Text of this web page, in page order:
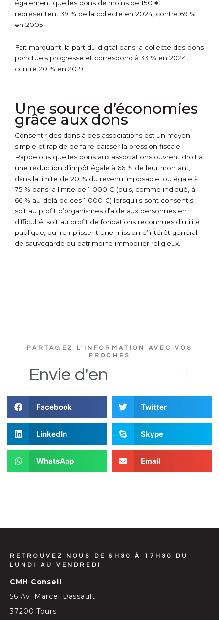
également que les dons de moins de 150 €
représentent 39 % de la collecte en 2024, contre 69 %
en 2005.
Fait marquant, la part du digital dans la collecte des dons
ponctuels progresse et correspond à 33 % en 2024,
contre 20 % en 2019.
Une source d’économies
grâce aux dons
Consentir des dons à des associations est un moyen
simple et rapide de faire baisser la pression fiscale.
Rappelons que les dons aux associations ouvrent droit à
une réduction d’impôt égale à 66 % de leur montant,
dans la limite de 20 % du revenu imposable, ou égale à
75 % dans la limite de 1 000 € (puis, comme indiqué, à
66 % au-delà de ces 1 000 €) lorsqu’ils sont consentis
soit au profit d’organismes d’aide aux personnes en
difficulté, soit au profit de fondations reconnues d’utilité
publique, qui remplissent une mission d’intérêt général
de sauvegarde du patrimoine immobilier religieux.
PARTAGEZ L'INFORMATION AVEC VOS
PROCHES
Envie d'en
Facebook Twitter
LinkedIn Skype
WhatsApp Email
RETROUVEZ NOUS DE 8H30 À 17H30 DU
LUNDI AU VENDREDI
CMH Conseil
56 Av. Marcel Dassault
37200 Tours